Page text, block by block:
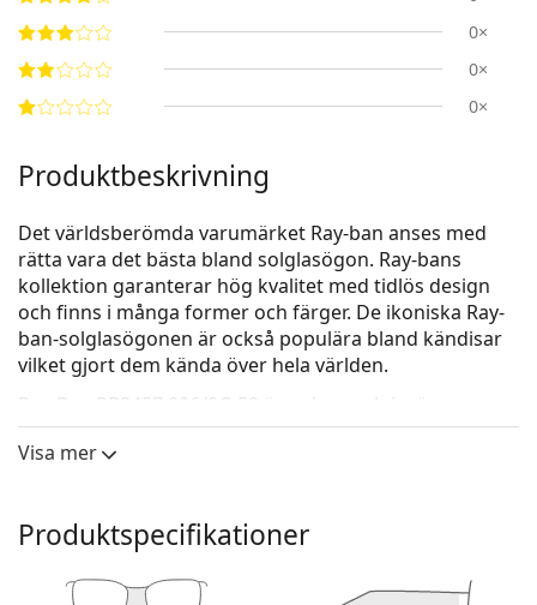
0×
0×
0×
Produktbeskrivning
Det världsberömda varumärket Ray-ban anses med
rätta vara det bästa bland solglasögon. Ray-bans
kollektion garanterar hög kvalitet med tidlös design
och finns i många former och färger. De ikoniska Ray-
ban-solglasögonen är också populära bland kändisar
vilket gjort dem kända över hela världen.
Ray-Ban RB3457 006/8G 59
är unisex-solglasögon.
Kolla hur du ser ut i dessa solglasögon med Lentiamos
Den svarta färgen på ramen passar perfekt till en
kall hudton och ljusblont, ljusbrunt eller svart hår.
Visa mer
Produktspecifikationer